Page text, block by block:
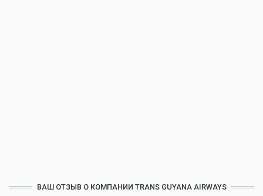
ВАШ ОТЗЫВ О КОМПАНИИ TRANS GUYANA AIRWAYS